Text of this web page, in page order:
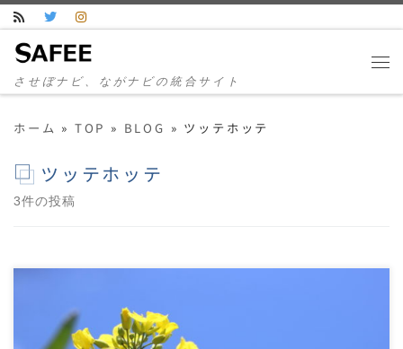
コンテンツへスキップ
させぼナビ、ながナビの統合サイト
ホーム » TOP » BLOG » ツッテホッテ
ツッテホッテ
3件の投稿